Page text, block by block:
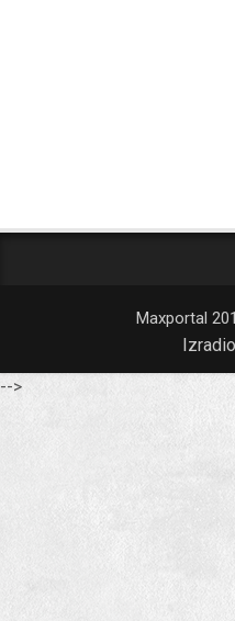
Maxportal
-->